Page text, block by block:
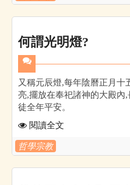
何謂光明燈?
又稱元辰燈,每年陰曆正月十
亮,擺放在奉祀諸神的大殿內
徒全年平安。
閱讀全文
哲學宗教